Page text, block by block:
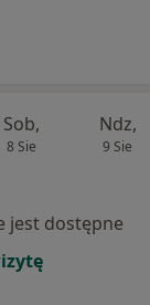
Sob,
8 Sie
Ndz,
9 Sie
jest dostępne